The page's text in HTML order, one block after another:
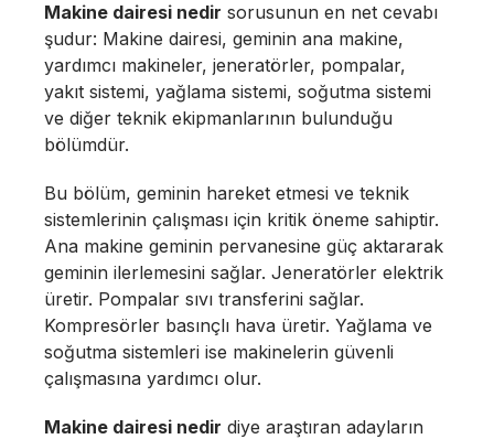
Makine dairesi nedir sorusunun en net cevabı
şudur: Makine dairesi, geminin ana makine,
yardımcı makineler, jeneratörler, pompalar,
yakıt sistemi, yağlama sistemi, soğutma sistemi
ve diğer teknik ekipmanlarının bulunduğu
bölümdür.
Bu bölüm, geminin hareket etmesi ve teknik
sistemlerinin çalışması için kritik öneme sahiptir.
Ana makine geminin pervanesine güç aktararak
geminin ilerlemesini sağlar. Jeneratörler elektrik
üretir. Pompalar sıvı transferini sağlar.
Kompresörler basınçlı hava üretir. Yağlama ve
soğutma sistemleri ise makinelerin güvenli
çalışmasına yardımcı olur.
Makine dairesi nedir diye araştıran adayların